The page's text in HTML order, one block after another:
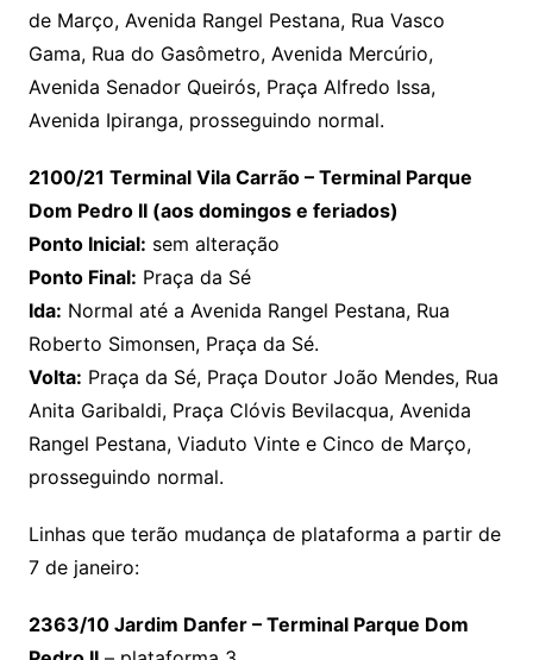
de Março, Avenida Rangel Pestana, Rua Vasco
Gama, Rua do Gasômetro, Avenida Mercúrio,
Avenida Senador Queirós, Praça Alfredo Issa,
Avenida Ipiranga, prosseguindo normal.
2100/21 Terminal Vila Carrão – Terminal Parque
Dom Pedro II (aos domingos e feriados)
Ponto Inicial: sem alteração
Ponto Final: Praça da Sé
Ida: Normal até a Avenida Rangel Pestana, Rua
Roberto Simonsen, Praça da Sé.
Volta: Praça da Sé, Praça Doutor João Mendes, Rua
Anita Garibaldi, Praça Clóvis Bevilacqua, Avenida
Rangel Pestana, Viaduto Vinte e Cinco de Março,
prosseguindo normal.
Linhas que terão mudança de plataforma a partir de
7 de janeiro:
2363/10 Jardim Danfer – Terminal Parque Dom